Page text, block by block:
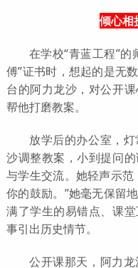
倾心相
在学校“青蓝工程”
傅”证书时，想起的是无
台的阿力龙沙，对公开
帮他打磨教案。
放学后的办公室，
沙调整教案，小到提问
与学生交流。她轻声示
你的鼓励。”她毫无保留
满了学生的易错点、课
事引出历史情节。
公开课那天，阿力